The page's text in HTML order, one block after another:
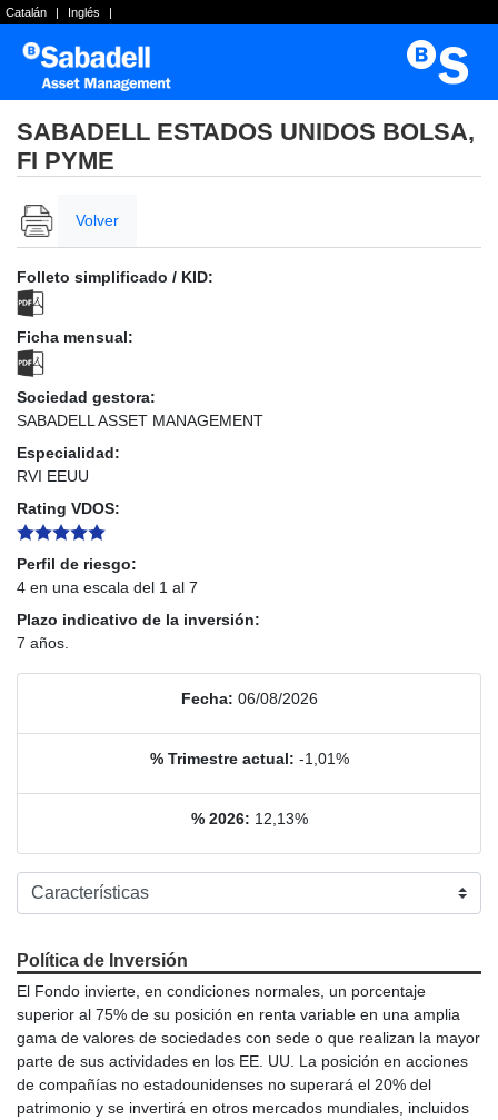
Catalán | Inglés |
SABADELL ESTADOS UNIDOS BOLSA,
FI PYME
Volver
Folleto simplificado / KID:
Ficha mensual:
Sociedad gestora:
SABADELL ASSET MANAGEMENT
Especialidad:
RVI EEUU
Rating VDOS:
Perfil de riesgo:
4 en una escala del 1 al 7
Plazo indicativo de la inversión:
7 años.
Fecha: 06/08/2026
% Trimestre actual: -1,01%
% 2026: 12,13%
Política de Inversión
El Fondo invierte, en condiciones normales, un porcentaje
superior al 75% de su posición en renta variable en una amplia
gama de valores de sociedades con sede o que realizan la mayor
parte de sus actividades en los EE. UU. La posición en acciones
de compañías no estadounidenses no superará el 20% del
patrimonio y se invertirá en otros mercados mundiales, incluidos